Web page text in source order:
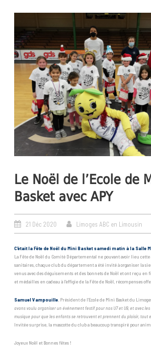
Le Noël de l’Ecole de
Basket avec APY
21 Déc 2020 Limoges ABC en Limousin
C’était la Fête de Noël du Mini Basket samedi matin à la Salle
La Fête de Noël du Comité Départemental ne pouvant avoir lieu
sanitaires, chaque club du département a été invité à organiser la
venus avec des déguisements et des bonnets de Noël et ont reçu en
et médailles en cadeau à l’effigie de la Fête de Noël, récompenses
Samuel Vampouille , Président de l’Ecole de Mini Basket du
avons voulu organiser un événement festif pour nos U7 et U9, et avec
musique pour que les enfants se retrouvent et prennent du plaisir, tout
Invitée surprise, la mascotte du club a beaucoup transpiré pour
Joyeux Noël et Bonnes fêtes !